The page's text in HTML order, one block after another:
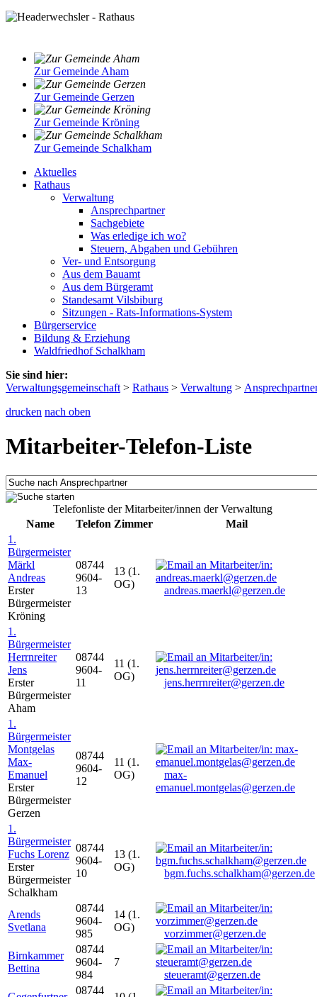
Zur Gemeinde Aham
Zur Gemeinde Gerzen
Zur Gemeinde Kröning
Zur Gemeinde Schalkham
Aktuelles
Rathaus
Verwaltung
Ansprechpartner
Sachgebiete
Was erledige ich wo?
Steuern, Abgaben und Gebühren
Ver- und Entsorgung
Aus dem Bauamt
Aus dem Bürgeramt
Standesamt Vilsbiburg
Sitzungen - Rats-Informations-System
Bürgerservice
Bildung & Erziehung
Waldfriedhof Schalkham
Sie sind hier:
Verwaltungsgemeinschaft > Rathaus > Verwaltung >
drucken nach oben
Mitarbeiter-Telefon-Liste
Telefonliste der Mitarbeiter/innen der Verwaltung
Name
Telefon Zimmer
Mail
1.
Bürgermeister
Märkl
Andreas
Erster
Bürgermeister
Kröning
08744
9604-
13
13 (1.
OG)
andreas.maerkl@gerzen.de
1.
Bürgermeister
Herrnreiter
Jens
Erster
Bürgermeister
Aham
08744
9604-
11
11 (1.
OG)
jens.herrnreiter@gerzen.de
1.
Bürgermeister
Montgelas
Max-
Emanuel
Erster
Bürgermeister
Gerzen
08744
9604-
12
11 (1.
OG)
max-
emanuel.montgelas@gerzen.de
1.
Bürgermeister
Fuchs Lorenz
Erster
Bürgermeister
Schalkham
08744
9604-
10
13 (1.
OG)
bgm.fuchs.schalkham@gerzen.de
Arends
Svetlana
08744
9604-
985
14 (1.
OG)
vorzimmer@gerzen.de
Birnkammer
Bettina
08744
9604-
984
7
steueramt@gerzen.de
08744